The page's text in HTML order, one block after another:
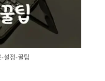
설정-꿀팁